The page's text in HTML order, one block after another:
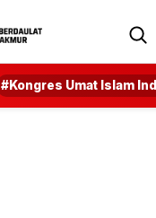
#Kongres Umat Islam